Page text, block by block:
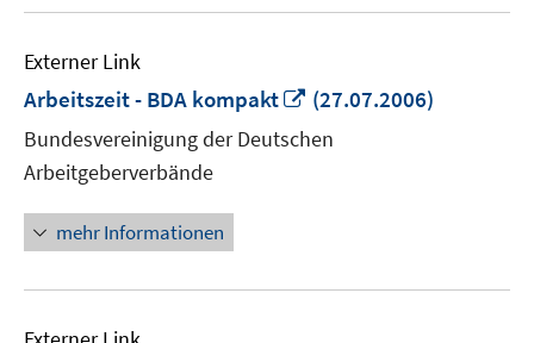
Externer Link
Arbeitszeit - BDA kompakt
In
Fenster
(27.07.2006)
Bundesvereinigung der Deutschen
Arbeitgeberverbände
mehr Informationen